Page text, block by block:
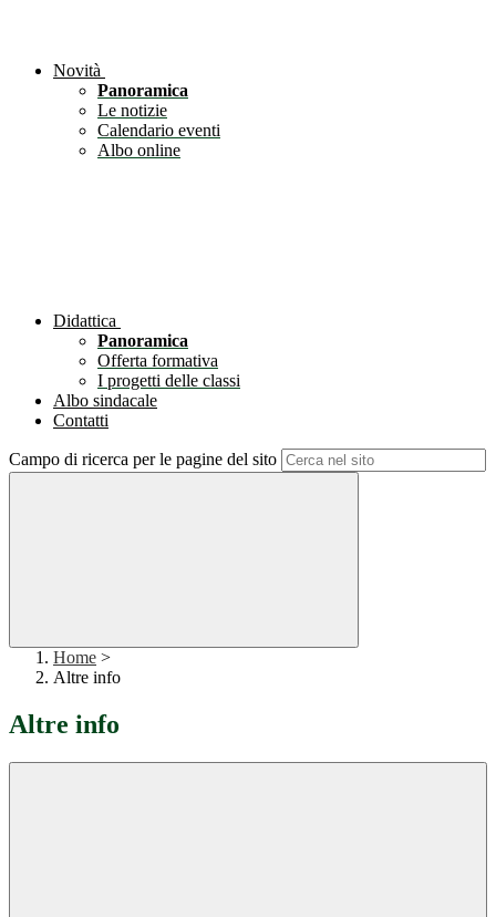
Novità
Panoramica
Le notizie
Calendario eventi
Albo online
Didattica
Panoramica
Offerta formativa
I progetti delle classi
Albo sindacale
Contatti
Campo di ricerca per le pagine del sito
Home >
Altre info
Altre info